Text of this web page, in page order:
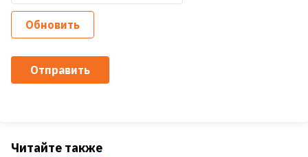
Обновить
Отправить
Читайте также